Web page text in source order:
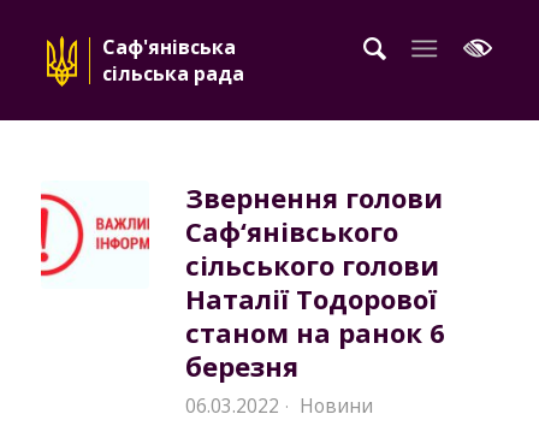
Саф'янівська
сільська рада
Звернення голови
Саф‘янівського
сільського голови
Наталії Тодорової
станом на ранок 6
березня
06.03.2022 · Новини